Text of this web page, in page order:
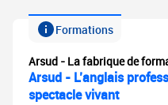
Formations
Arsud - La fabrique de
Arsud - L’anglais
spectacle vivant